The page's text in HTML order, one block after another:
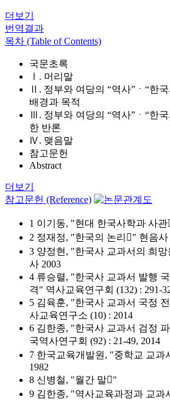
더보기
번역결과
목차 (Table of Contents)
국문초록
Ⅰ. 머리말
Ⅱ. 정부와 여당의 “역사”ㆍ“한
배경과 목적
Ⅲ. 정부와 여당의 “역사”ㆍ“한
한 반론
Ⅳ. 맺음말
참고문헌
Abstract
더보기
참고문헌 (Reference)
1 이기동, "현대 한국사학과 사관
2 정재정, "한국의 논리" 현음사
3 양정현, "한국사 교과서의 희
사 2003
4 류승렬, "한국사 교과서 발행
격" 역사교육연구회 (132) : 291-
5 김육훈, "한국사 교과서 국정
사교육연구소 (10) : 2014
6 김한종, "한국사 교과서 검정
국역사연구회 (92) : 21-49, 2014
7 한국교육개발원, "중학교 교과
1982
8 신병철, "월간 말"
9 김한종, "역사교육과정과 교과